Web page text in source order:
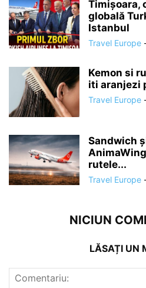
Timișoara,
globală
Istanbul
Travel Europe
Kemon si
iti aranjezi
Travel Europe
Sandwich
rutele...
Travel Europe
NICIUN
LĂSAȚI UN